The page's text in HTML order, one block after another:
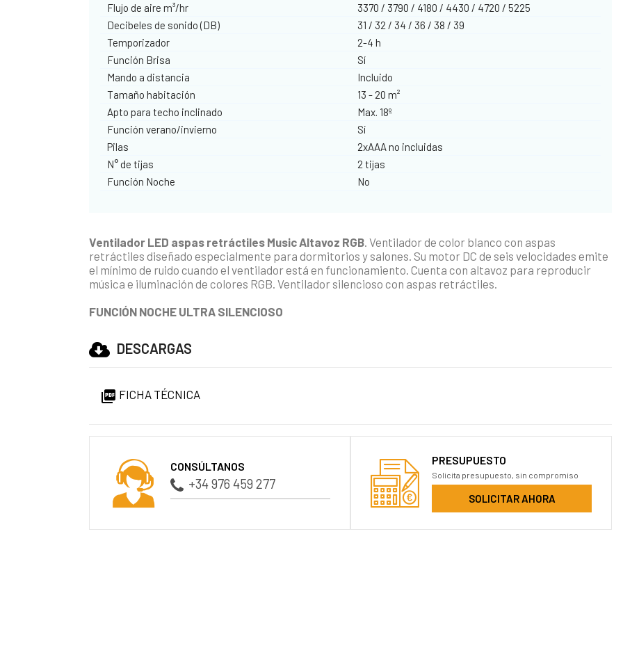
Flujo de aire m³/hr
3370 / 3790 / 4180 / 4430 / 4720 / 5225
Decibeles de sonido (DB)
31 / 32 / 34 / 36 / 38 / 39
Temporizador
2-4 h
Función Brisa
Sí
Mando a distancia
Incluido
Tamaño habitación
13 - 20 m²
Apto para techo inclinado
Max. 18º
Función verano/invierno
Sí
Pilas
2xAAA no incluidas
N° de tijas
2 tijas
Función Noche
No
Ventilador LED aspas retráctiles Music Altavoz RGB . Ventilador de color blanco con aspas
retráctiles diseñado especialmente para dormitorios y salones. Su motor DC de seis velocidades emite
el mínimo de ruido cuando el ventilador está en funcionamiento. Cuenta con altavoz para reproducir
música e iluminación de colores RGB. Ventilador silencioso con aspas retráctiles.
FUNCIÓN NOCHE ULTRA SILENCIOSO
DESCARGAS
 FICHA TÉCNICA
CONSÚLTANOS
+34 976 459 277
PRESUPUESTO
Solicita presupuesto, sin compromiso
SOLICITAR AHORA